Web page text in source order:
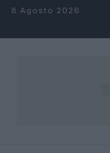
Salta al contenuto
8 Agosto 2026